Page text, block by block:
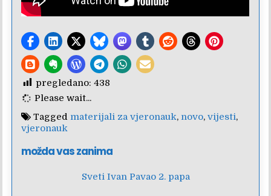
pregledano: 438
Please wait...
Tagged materijali za vjeronauk, novo,vijesti,
vjeronauk
možda vas zanima
Sveti Ivan Pavao 2. papa